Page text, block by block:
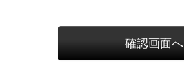
確認画面へ